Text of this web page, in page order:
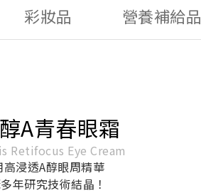
彩妝品 營養補給品
A青春眼霜
Retifocus Eye Cream
高浸透A醇眼周精華
年研究技術結晶！